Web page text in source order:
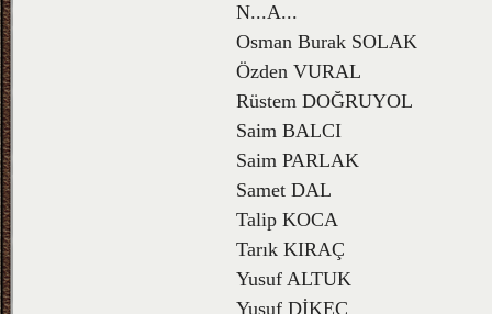
N...A...
Osman Burak SOLAK
Özden VURAL
Rüstem DOĞRUYOL
Saim BALCI
Saim PARLAK
Samet DAL
Talip KOCA
Tarık KIRAÇ
Yusuf ALTUK
Yusuf DİKEÇ